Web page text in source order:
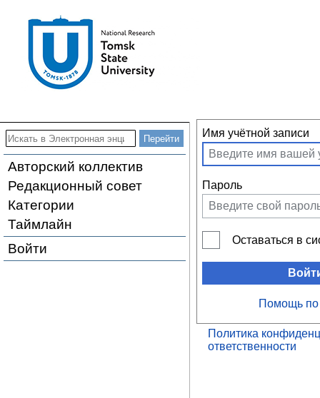
Авторский коллектив
Редакционный совет
Категории
Таймлайн
Войти
Имя учётной записи
Пароль
Оставаться в
Помощь по
Политика
ответственности